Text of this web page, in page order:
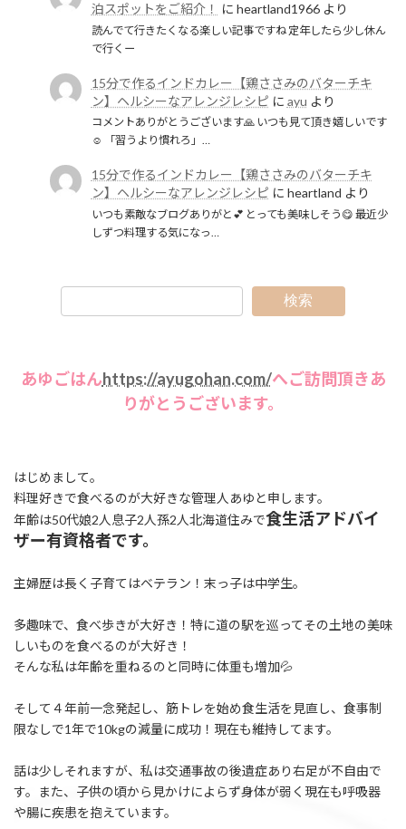
泊スポットをご紹介！
に heartland1966より
読んでて行きたくなる楽しい記事ですね 定年したら少し休ん
で行くー
15分で作るインドカレー【鶏ささみのバターチキ
ン】ヘルシーなアレンジレシピ に ayu より
コメントありがとうございます🙏 いつも見て頂き嬉しいです
☺️ 「習うより慣れろ」…
15分で作るインドカレー【鶏ささみのバターチキ
ン】ヘルシーなアレンジレシピ に heartland より
いつも素敵なブログありがと💕 とっても美味しそう😋 最近少
しずつ料理する気になっ…
検索
あゆごはんhttps://ayugohan.com/へご訪問頂きあ
りがとうございます。
はじめまして。
料理好きで食べるのが大好きな管理人あゆと申します。
年齢は50代娘2人息子2人孫2人北海道住みで食生活アドバイ
ザー有資格者です。
主婦歴は長く子育てはベテラン！末っ子は中学生。
多趣味で、食べ歩きが大好き！特に道の駅を巡ってその土地の美味
しいものを食べるのが大好き！
そんな私は年齢を重ねるのと同時に体重も増加💦
そして４年前一念発起し、筋トレを始め食生活を見直し、食事制
限なしで1年で10kgの減量に成功！現在も維持してます。
話は少しそれますが、私は交通事故の後遺症あり右足が不自由で
す。また、子供の頃から見かけによらず身体が弱く現在も呼吸器
や腸に疾患を抱えています。